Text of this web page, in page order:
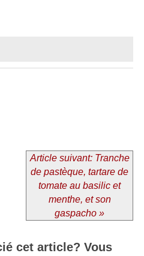
Article suivant: Tranche
de pastèque, tartare de
tomate au basilic et
menthe, et son
gaspacho »
cet article? Vous